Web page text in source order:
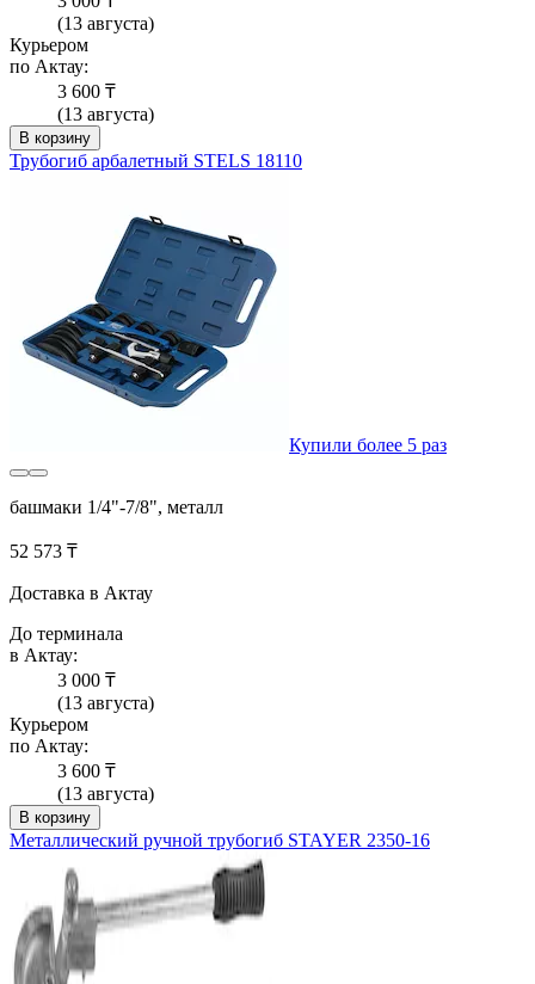
(13 августа)
Курьером
по Актау:
3 600 ₸
(13 августа)
В корзину
Трубогиб арбалетный STELS 18110
Купили более 5 раз
башмаки 1/4"-7/8", металл
52 573 ₸
Доставка в Актау
До терминала
в Актау:
3 000 ₸
(13 августа)
Курьером
по Актау:
3 600 ₸
(13 августа)
В корзину
Металлический ручной трубогиб STAYER 2350-16